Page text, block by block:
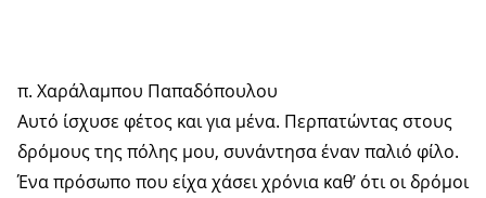
π. Χαράλαμπου Παπαδόπουλου
Αυτό ίσχυσε φέτος και για μένα. Περπατώντας στους
δρόμους της πόλης μου, συνάντησα έναν παλιό φίλο.
Ένα πρόσωπο που είχα χάσει χρόνια καθ’ ότι οι δρόμοι